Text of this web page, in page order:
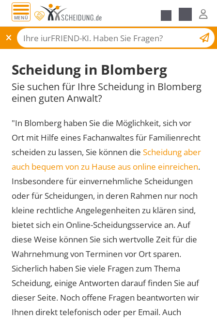
MENÜ
Scheidungsantrag
Scheidung in Blomberg
Sie suchen für Ihre Scheidung in Blomberg
einen guten Anwalt?
"In Blomberg haben Sie die Möglichkeit, sich vor
Ort mit Hilfe eines Fachanwaltes für Familienrecht
scheiden zu lassen, Sie können die Scheidung aber
auch bequem von zu Hause aus online einreichen.
Insbesondere für einvernehmliche Scheidungen
oder für Scheidungen, in deren Rahmen nur noch
kleine rechtliche Angelegenheiten zu klären sind,
bietet sich ein Online-Scheidungsservice an. Auf
diese Weise können Sie sich wertvolle Zeit für die
Wahrnehmung von Terminen vor Ort sparen.
Sicherlich haben Sie viele Fragen zum Thema
Scheidung, einige Antworten darauf finden Sie auf
dieser Seite. Noch offene Fragen beantworten wir
Ihnen direkt telefonisch oder per Email. Auch